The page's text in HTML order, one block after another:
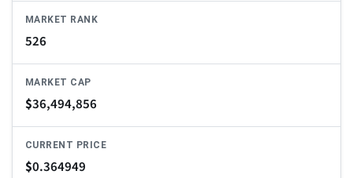
MARKET RANK
526
MARKET CAP
$36,494,856
CURRENT PRICE
$0.364949